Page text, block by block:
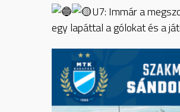
U7: Immár a
egy lapáttal a gólokat és a